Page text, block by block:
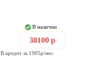
В наличии
38100 р
В кредит за 1905р/мес